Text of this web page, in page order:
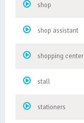
shop
shop assistant
shopping center
stall
stationers